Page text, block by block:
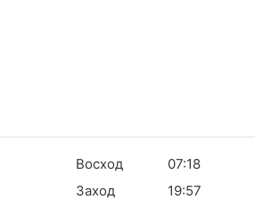
Восход
07:18
Заход
19:57